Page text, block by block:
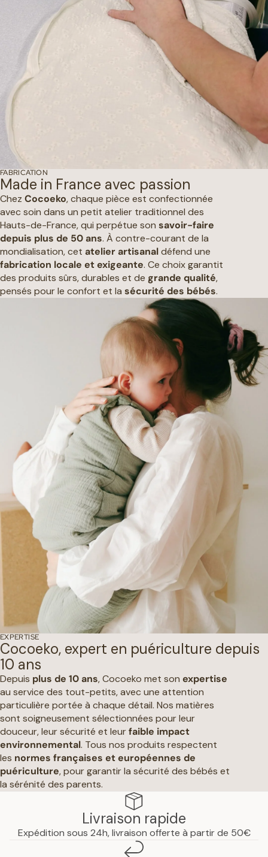
FABRICATION
Made in France avec passion
Chez Cocoeko, chaque pièce est confectionnée
avec soin dans un petit atelier traditionnel des
Hauts-de-France, qui perpétue son savoir-faire
depuis plus de 50 ans. À contre-courant de la
mondialisation, cet atelier artisanaldéfend une
fabrication locale et exigeante. Ce choix garantit
des produits sûrs, durables et de grande qualité,
pensés pour le confort et la sécurité des bébés.
EXPERTISE
Cocoeko, expert en puériculture depuis
10 ans
Depuis plus de 10 ans, Cocoeko met son expertise
au service des tout-petits, avec une attention
particulière portée à chaque détail. Nos matières
sont soigneusement sélectionnées pour leur
douceur, leur sécurité et leurfaible impact
environnemental. Tous nos produits respectent
les normes françaises et européennes de
puériculture, pour garantir la sécurité des bébés et
la sérénité des parents.
Livraison rapide
Expédition sous 24h, livraison offerte à partir de 50€